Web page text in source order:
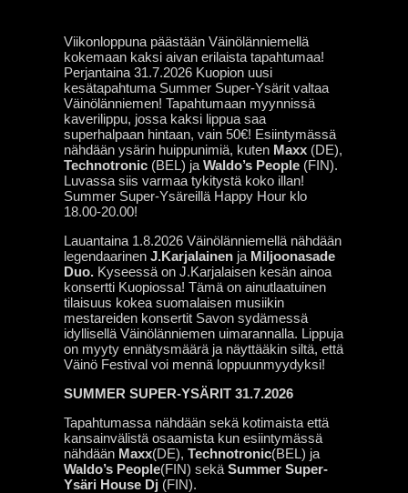
Viikonloppuna päästään Väinölänniemellä
kokemaan kaksi aivan erilaista tapahtumaa!
Perjantaina 31.7.2026 Kuopion uusi
kesätapahtuma Summer Super-Ysärit valtaa
Väinölänniemen! Tapahtumaan myynnissä
kaverilippu, jossa kaksi lippua saa
superhalpaan hintaan, vain 50€! Esiintymässä
nähdään ysärin huippunimiä, kuten Maxx (DE),
Technotronic (BEL) ja Waldo’s People (FIN).
Luvassa siis varmaa tykitystä koko illan!
Summer Super-Ysäreillä Happy Hour klo
18.00-20.00!
Lauantaina 1.8.2026 Väinölänniemellä nähdään
legendaarinen J.Karjalainen ja Miljoonasade
Duo. Kyseessä on J.Karjalaisen kesän ainoa
konsertti Kuopiossa! Tämä on ainutlaatuinen
tilaisuus kokea suomalaisen musiikin
mestareiden konsertit Savon sydämessä
idyllisellä Väinölänniemen uimarannalla. Lippuja
on myyty ennätysmäärä ja näyttääkin siltä, että
Väinö Festival voi mennä loppuunmyydyksi!
SUMMER SUPER-YSÄRIT 31.7.2026
Tapahtumassa nähdään sekä kotimaista että
kansainvälistä osaamista kun esiintymässä
nähdään Maxx(DE), Technotronic(BEL) ja
Waldo’s People(FIN) sekä Summer Super-
Ysäri House Dj (FIN).